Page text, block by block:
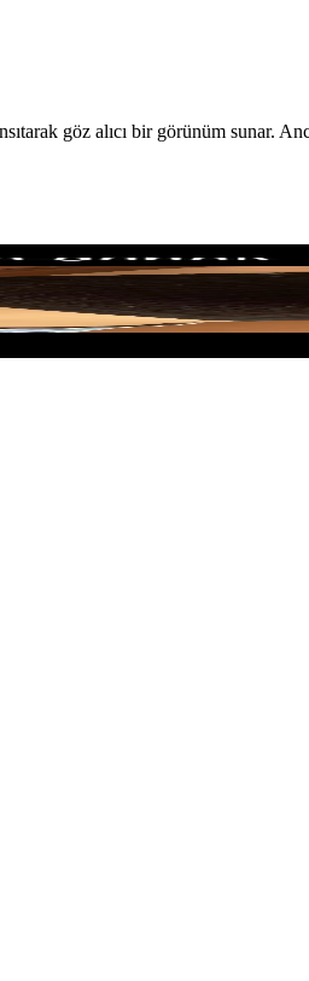
göz alıcı bir görünüm sunar.
modeller hakkında bilgi edinin.